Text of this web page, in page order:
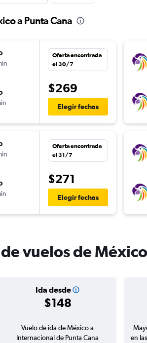
a Punta Cana
Oferta encontrada
el 30/7
$269
Elegir fechas
Oferta encontrada
el 31/7
$271
Elegir fechas
vuelos de
Ida desde
$148
Vuelo de ida de México a
Internacional de Punta Cana
en